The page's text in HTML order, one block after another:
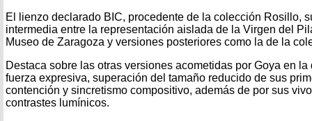
El lienzo declarado BIC, procedente de la colección Rosillo,
intermedia entre la representación aislada de la Virgen del
Museo de Zaragoza y versiones posteriores como la de la
Destaca sobre las otras versiones acometidas por Goya en
fuerza expresiva, superación del tamaño reducido de sus
contención y sincretismo compositivo, además de por sus
contrastes lumínicos.